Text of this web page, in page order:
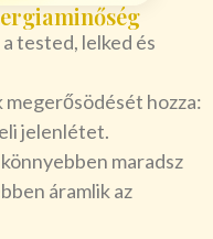
tested, lelked és
megerősödését hozza:
jelenlétet.
maradsz
áramlik az